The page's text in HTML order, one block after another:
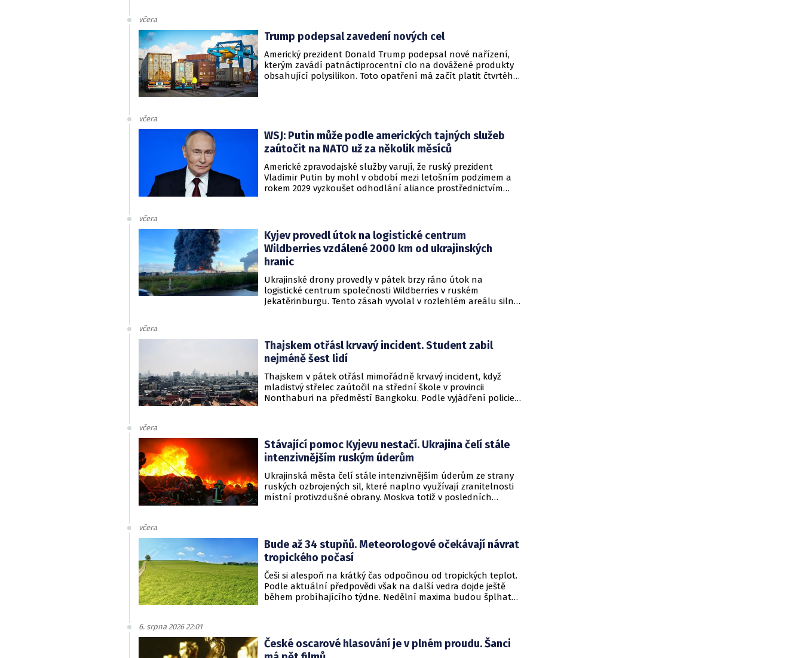
včera
Trump podepsal zavedení nových cel
Americký prezident Donald Trump podepsal nové nařízení,
kterým zavádí patnáctiprocentní clo na dovážené produkty
obsahující polysilikon. Toto opatření má začít platit čtvrtého
včera
WSJ: Putin může podle amerických tajných služeb
zaútočit na NATO už za několik měsíců
Americké zpravodajské služby varují, že ruský prezident
Vladimir Putin by mohl v období mezi letošním podzimem a
rokem 2029 vyzkoušet odhodlání aliance prostřednictvím
přicházejí v době, kdy Moskva čelí rostoucímu tlaku kvůli
situaci na ukrajinské frontě. Masivní škody, které ukrajinské
drony způsobují ruskému zázemí, totiž Kreml zahnaly do
kouta.
včera
Kyjev provedl útok na logistické centrum
Wildberries vzdálené 2000 km od ukrajinských
hranic
Ukrajinské drony provedly v pátek brzy ráno útok na
logistické centrum společnosti Wildberries v ruském
Jekatěrinburgu. Tento zásah vyvolal v rozlehlém areálu silný
RWB, který řídí veškeré logistické operace.
včera
Thajskem otřásl krvavý incident. Student zabil
nejméně šest lidí
Thajskem v pátek otřásl mimořádně krvavý incident, když
mladistvý střelec zaútočil na střední škole v provincii
Nonthaburi na předměstí Bangkoku. Podle vyjádření policie
včera
Stávající pomoc Kyjevu nestačí. Ukrajina čelí stále
intenzivnějším ruským úderům
Ukrajinská města čelí stále intenzivnějším úderům ze strany
ruských ozbrojených sil, které naplno využívají zranitelnosti
místní protivzdušné obrany. Moskva totiž v posledních
obyvatelstvu dává jen pramalou šanci se včas ukrýt.
včera
Bude až 34 stupňů. Meteorologové očekávají návrat
tropického počasí
Češi si alespoň na krátký čas odpočinou od tropických teplot.
Podle aktuální předpovědi však na další vedra dojde ještě
během probíhajícího týdne. Nedělní maxima budou šplhat
6. srpna 2026 22:01
České oscarové hlasování je v plném proudu. Šanci